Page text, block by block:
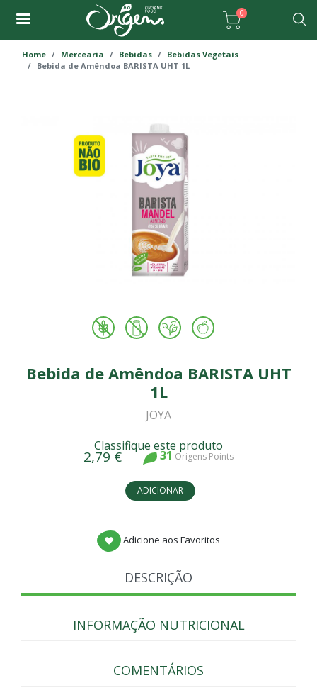
Passar
para
o
conteúdo
0
Home Mercearia Bebidas
Bebidas Vegetais
Bebida de Amêndoa BARISTA UHT 1L
Bebida de Amêndoa BARISTA UHT
1L
JOYA
Classifique este produto
2,79 € 31 Origens Points
ADICIONAR
Adicione aos Favoritos
DESCRIÇÃO
INFORMAÇÃO NUTRICIONAL
COMENTÁRIOS